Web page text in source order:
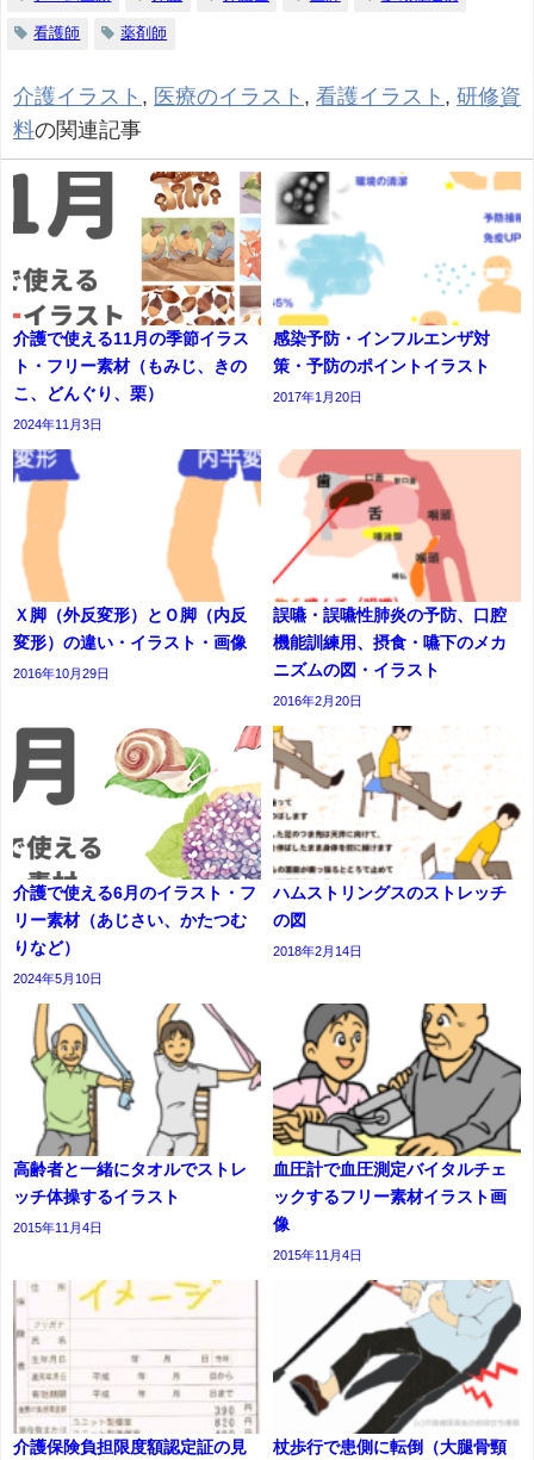
看護師 薬剤師
介護イラスト , 医療のイラスト , 看護イラスト , 研修資
料の関連記事
介護で使える11月の季節イラス
ト・フリー素材（もみじ、きの
こ、どんぐり、栗）
2024年11月3日
感染予防・インフルエンザ対
策・予防のポイントイラスト
2017年1月20日
Ｘ脚（外反変形）とＯ脚（内反
変形）の違い・イラスト・画像
2016年10月29日
誤嚥・誤嚥性肺炎の予防、口腔
機能訓練用、摂食・嚥下のメカ
ニズムの図・イラスト
2016年2月20日
介護で使える6月のイラスト・フ
リー素材（あじさい、かたつむ
りなど）
2024年5月10日
ハムストリングスのストレッチ
の図
2018年2月14日
高齢者と一緒にタオルでストレ
ッチ体操するイラスト
2015年11月4日
血圧計で血圧測定バイタルチェ
ックするフリー素材イラスト画
像
2015年11月4日
介護保険負担限度額認定証の見
杖歩行で患側に転倒（大腿骨頸